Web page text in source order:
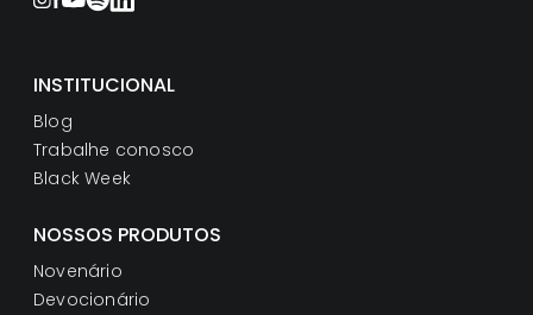
INSTITUCIONAL
Blog
Trabalhe conosco
Black Week
NOSSOS PRODUTOS
Novenário
Devocionário